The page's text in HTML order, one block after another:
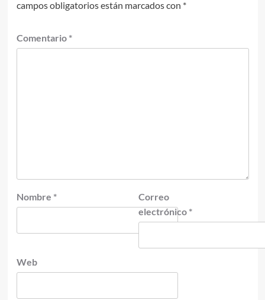
campos obligatorios están marcados con *
Comentario *
Nombre *
Correo
electrónico *
Web